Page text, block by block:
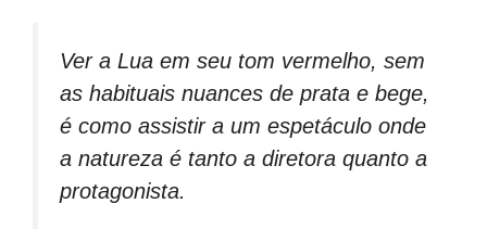
Ver a Lua em seu tom vermelho, sem
as habituais nuances de prata e bege,
é como assistir a um espetáculo onde
a natureza é tanto a diretora quanto a
protagonista.